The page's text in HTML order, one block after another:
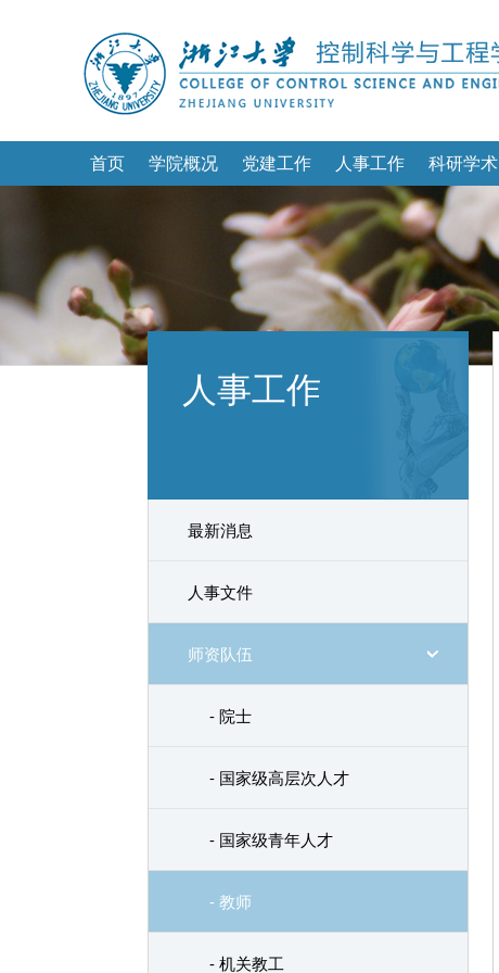
首页 学院概况 党建工作 人事工作 科研学术
人事工作
最新消息
人事文件
师资队伍
- 院士
- 国家级高层次人才
- 国家级青年人才
- 教师
- 机关教工